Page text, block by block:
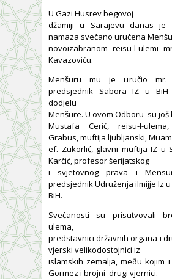
U Gazi Husrev begovoj
džamiji u Sarajevu danas je
namaza svečano uručena
novoizabranom reisu-l-ulemi
Kavazoviću.
Menšuru mu je uručio mr.
predsjednik Sabora IZ u
dodjelu
Menšure. U ovom Odboru su još
Mustafa Cerić, reisu-l-
Grabus, muftija ljubljanski,
ef. Zukorlić, glavni muftija IZ u
Karčić, profesor šerijatskog
i svjetovnog prava i
predsjednik Udruženja ilmijje Iz u
BiH.
Svečanosti su prisutvovali
ulema,
predstavnici državnih organa i
vjerski velikodostojnici iz
islamskih zemalja, meðu kojim
Gormez i brojni drugi vjernici.